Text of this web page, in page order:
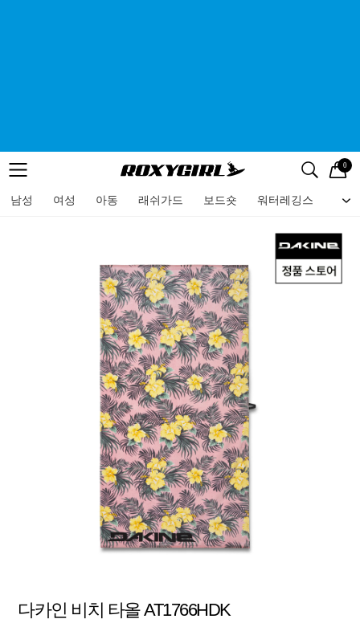
메뉴 검색
로고 0
남성 여성 아동 래쉬가드 보드숏 워터레깅스 비
메뉴
다카인 비치 타올 AT1766HDK